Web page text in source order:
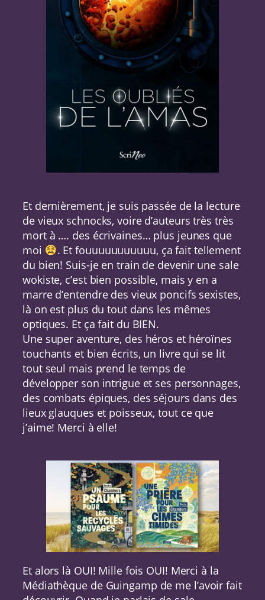
Et dernièrement, je suis passée de la lecture
de vieux schnocks, voire d’auteurs très très
mort à …. des écrivaines… plus jeunes que
moi
. Et fouuuuuuuuuuu, ça fait tellement
du bien! Suis-je en train de devenir une sale
wokiste, c’est bien possible, mais y en a
marre d’entendre des vieux poncifs sexistes,
là on est plus du tout dans les mêmes
optiques. Et ça fait du BIEN.
Une super aventure, des héros et héroïnes
touchants et bien écrits, un livre qui se lit
tout seul mais prend le temps de
développer son intrigue et ses personnages,
des combats épiques, des séjours dans des
lieux glauques et poisseux, tout ce que
j’aime! Merci à elle!
Et alors là OUI! Mille fois OUI! Merci à la
Médiathèque de Guingamp de me l’avoir fait